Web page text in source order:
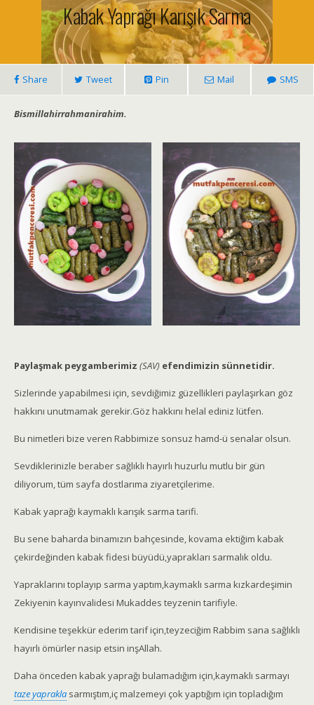
Kabak Yaprağı Karışık Sarma
Share Tweet Pin Mail SMS
Bismillahirrahmanirahim.
Paylaşmak peygamberimiz (SAV) efendimizin sünnetidir.
Sizlerinde yapabilmesi için, sevdiğimiz güzellikleri paylaşırkan göz
hakkını unutmamak gerekir.Göz hakkını helal ediniz lütfen.
Bu nimetleri bize veren Rabbimize sonsuz hamd-ü senalar olsun.
Sevdiklerinizle beraber sağlıklı hayırlı huzurlu mutlu bir gün
diliyorum, tüm sayfa dostlarıma ziyaretçilerime.
Kabak yaprağı kaymaklı karışık sarma tarifi.
Bu sene baharda binamızın bahçesinde, kovama ektiğim kabak
çekirdeğinden kabak fidesi büyüdü,yaprakları sarmalık oldu.
Yapraklarını toplayıp sarma yaptım,kaymaklı sarma kızkardeşimin
Zekiyenin kayınvalidesi Mukaddes teyzenin tarifiyle.
Kendisine teşekkür ederim tarif için,teyzeciğim Rabbim sana sağlıklı
hayırlı ömürler nasip etsin inşAllah.
Daha önceden kabak yaprağı bulamadığım için,kaymaklı sarmayı
taze yaprakla sarmıştım,iç malzemeyi çok yaptığım için topladığım